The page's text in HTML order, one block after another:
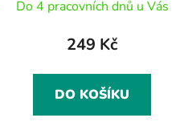
Do 4 pracovních dnů u Vás
249 Kč
DO KOŠÍKU